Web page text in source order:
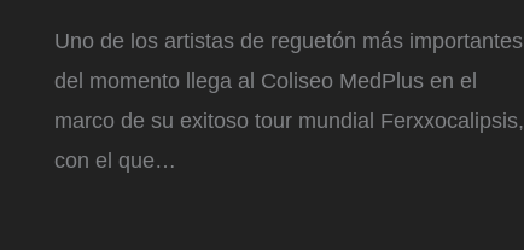
Uno de los artistas de reguetón más importantes
del momento llega al Coliseo MedPlus en el
marco de su exitoso tour mundial Ferxxocalipsis,
con el que…